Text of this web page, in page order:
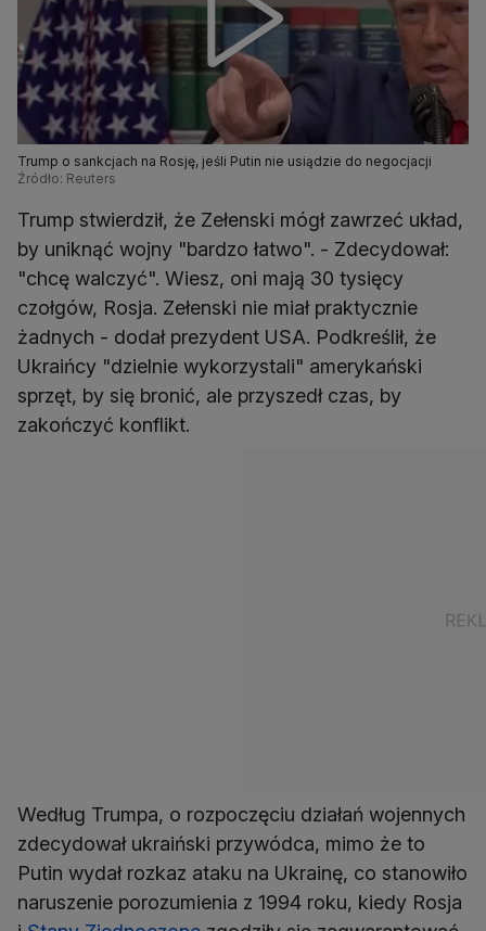
Trump o sankcjach na Rosję, jeśli Putin nie usiądzie do negocjacji
Źródło: Reuters
Trump stwierdził, że Zełenski mógł zawrzeć układ,
by uniknąć wojny "bardzo łatwo". - Zdecydował:
"chcę walczyć". Wiesz, oni mają 30 tysięcy
czołgów, Rosja. Zełenski nie miał praktycznie
żadnych - dodał prezydent USA. Podkreślił, że
Ukraińcy "dzielnie wykorzystali" amerykański
sprzęt, by się bronić, ale przyszedł czas, by
zakończyć konflikt.
Według Trumpa, o rozpoczęciu działań wojennych
zdecydował ukraiński przywódca, mimo że to
Putin wydał rozkaz ataku na Ukrainę, co stanowiło
naruszenie porozumienia z 1994 roku, kiedy Rosja